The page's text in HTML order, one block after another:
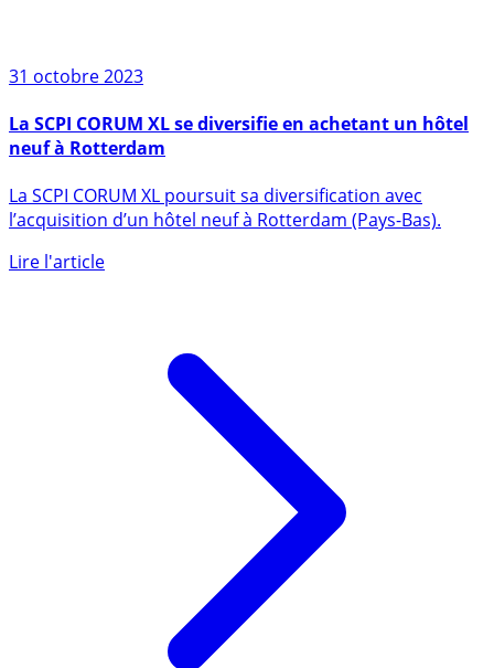
31 octobre 2023
neuf à Rotterdam
l’acquisition d’un hôtel neuf à Rotterdam (Pays-Bas).